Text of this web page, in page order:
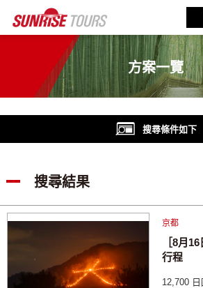
方案一覽
搜尋條件如下
搜尋結果
京都
［8月
行程
12,700